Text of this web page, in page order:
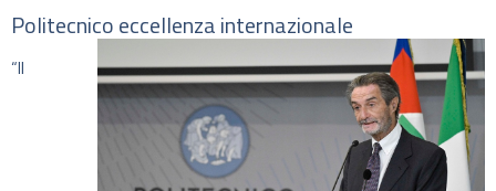
Politecnico eccellenza internazionale
“Il